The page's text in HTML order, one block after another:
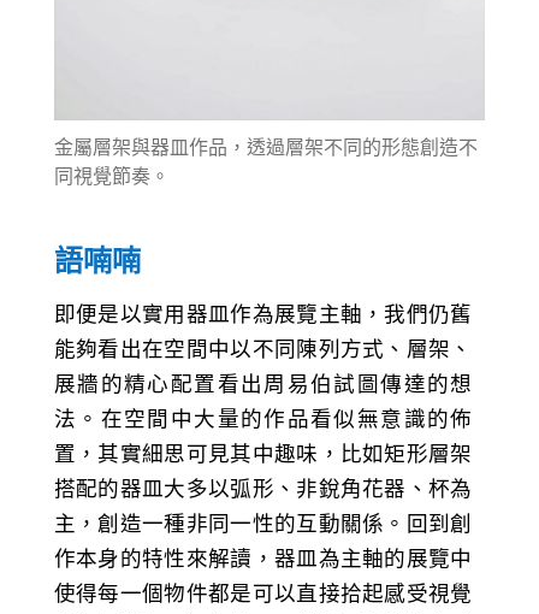
金屬層架與器皿作品，透過層架不同的形態創造不
同視覺節奏。
語喃喃
即便是以實用器皿作為展覽主軸，我們仍舊
能夠看出在空間中以不同陳列方式、層架、
展牆的精心配置看出周易伯試圖傳達的想
法。在空間中大量的作品看似無意識的佈
置，其實細思可見其中趣味，比如矩形層架
搭配的器皿大多以弧形、非銳角花器、杯為
主，創造一種非同一性的互動關係。回到創
作本身的特性來解讀，器皿為主軸的展覽中
使得每一個物件都是可以直接拾起感受視覺